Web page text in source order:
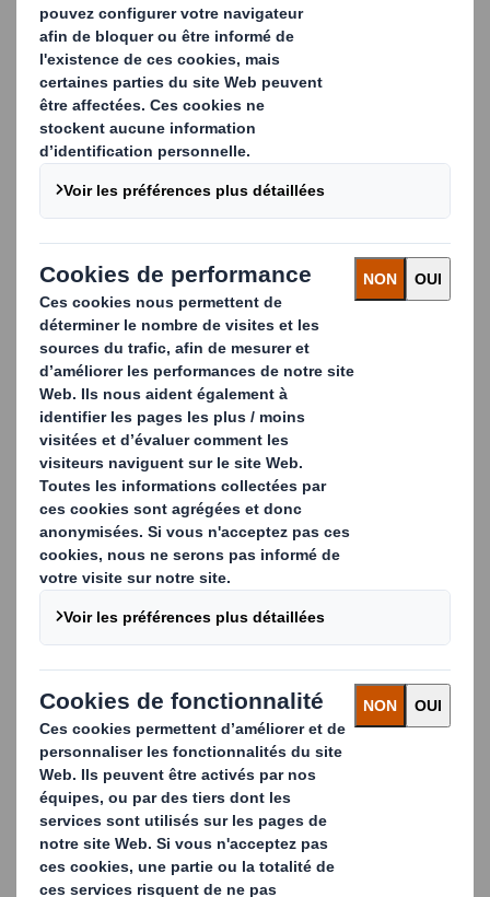
ENVIE DE VOUS DÉMARQUER EN
GRANDE DISTRIBUTION ?
CONTACTEZ-NOUS !
Caractéristiques
Grâce à ses trois côtés et à sa base stable, notre
présentoir Toblerone convient parfaitement aux
expositions, aux événements, aux conférences ou
aux campagnes publicitaires en magasin. Les
messages peuvent être imprimés de manière
l'attention du consommateur dans toutes les
directions. Fabriqué en carton 100% recyclable.
Avantages
Visibilité sous tous les angles
Fabriqué en carton - 100% recyclable